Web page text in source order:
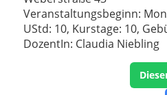
Veranstaltungsbeginn:
UStd: 10, Kurstage: 10,
DozentIn: Claudia Niebling